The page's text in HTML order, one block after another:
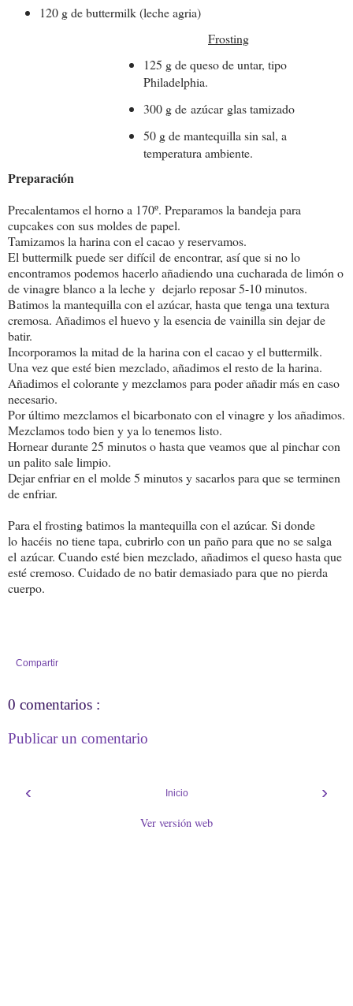
120 g de buttermilk (leche agria)
Frosting
125 g de queso de untar, tipo
Philadelphia.
300 g de azúcar glas tamizado
50 g de mantequilla sin sal, a
temperatura ambiente.
Preparación
Precalentamos el horno a 170º. Preparamos la bandeja para
cupcakes con sus moldes de papel.
Tamizamos la harina con el cacao y reservamos.
El buttermilk puede ser difícil de encontrar, así que si no lo
encontramos podemos hacerlo añadiendo una cucharada de limón o
de vinagre blanco a la leche y dejarlo reposar 5-10 minutos.
Batimos la mantequilla con el azúcar, hasta que tenga una textura
cremosa. Añadimos el huevo y la esencia de vainilla sin dejar de
batir.
Incorporamos la mitad de la harina con el cacao y el buttermilk.
Una vez que esté bien mezclado, añadimos el resto de la harina.
Añadimos el colorante y mezclamos para poder añadir más en caso
necesario.
Por último mezclamos el bicarbonato con el vinagre y los añadimos.
Mezclamos todo bien y ya lo tenemos listo.
Hornear durante 25 minutos o hasta que veamos que al pinchar con
un palito sale limpio.
Dejar enfriar en el molde 5 minutos y sacarlos para que se terminen
de enfriar.
Para el frosting batimos la mantequilla con el azúcar. Si donde
lo hacéis no tiene tapa, cubrirlo con un paño para que no se salga
el azúcar. Cuando esté bien mezclado, añadimos el queso hasta que
esté cremoso. Cuidado de no batir demasiado para que no pierda
cuerpo.
Compartir
0 comentarios :
Publicar un comentario
‹ ›
Inicio
Ver versión web